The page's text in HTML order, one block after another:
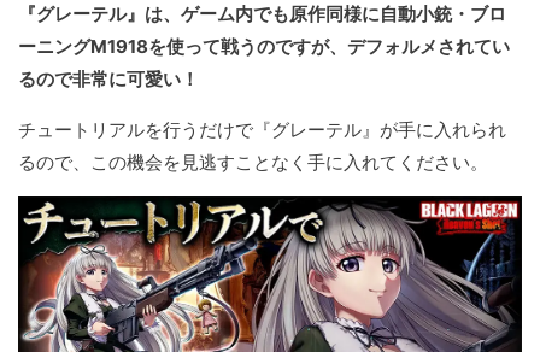
『グレーテル』は、ゲーム内でも原作同様に自動小銃・ブロ
ーニングM1918を使って戦うのですが、デフォルメされてい
るので非常に可愛い！
チュートリアルを行うだけで『グレーテル』が手に入れられ
るので、この機会を見逃すことなく手に入れてください。